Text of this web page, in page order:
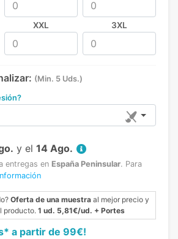
XXL 3XL
(Min. 5 Uds.)
y el 14 Ago.
entregas en España Peninsular. Para
Oferta de una muestra al mejor precio y
producto. 1 ud. 5,81€/ud. + Portes
a partir de 99€!